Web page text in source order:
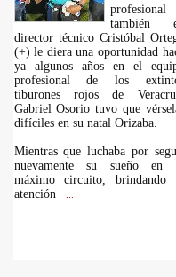
también
director técnico Cristóbal
(+) le diera una oportunidad
ya algunos años en el
profesional de los
tiburones rojos de
Gabriel Osorio tuvo que
difíciles en su natal Orizaba.
Mientras que luchaba por
nuevamente su sueño en
máximo circuito, brindando
atención